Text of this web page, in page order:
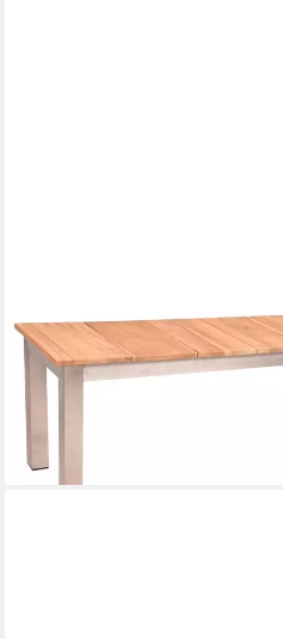
LOMADOX
Gartenbank GAZA-120, Bank
massiv Edelstahl 180/45/38 cm
466,42 €